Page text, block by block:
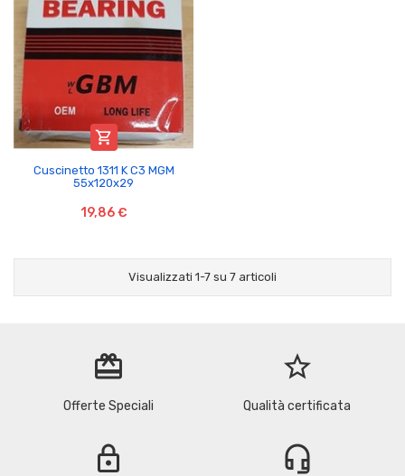

Cuscinetto 1311 K C3 MGM
55x120x29
19,86 €
Visualizzati 1-7 su 7 articoli
redeem
Offerte Speciali
star_border
Qualità certificata
lock headset_mic